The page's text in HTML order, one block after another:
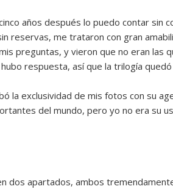
años después lo puedo contar sin
reservas, me trataron con gran
preguntas, y vieron que no eran las
respuesta, así que la trilogía quedó
la exclusividad de mis fotos con su
del mundo, pero yo no era su
dos apartados, ambos